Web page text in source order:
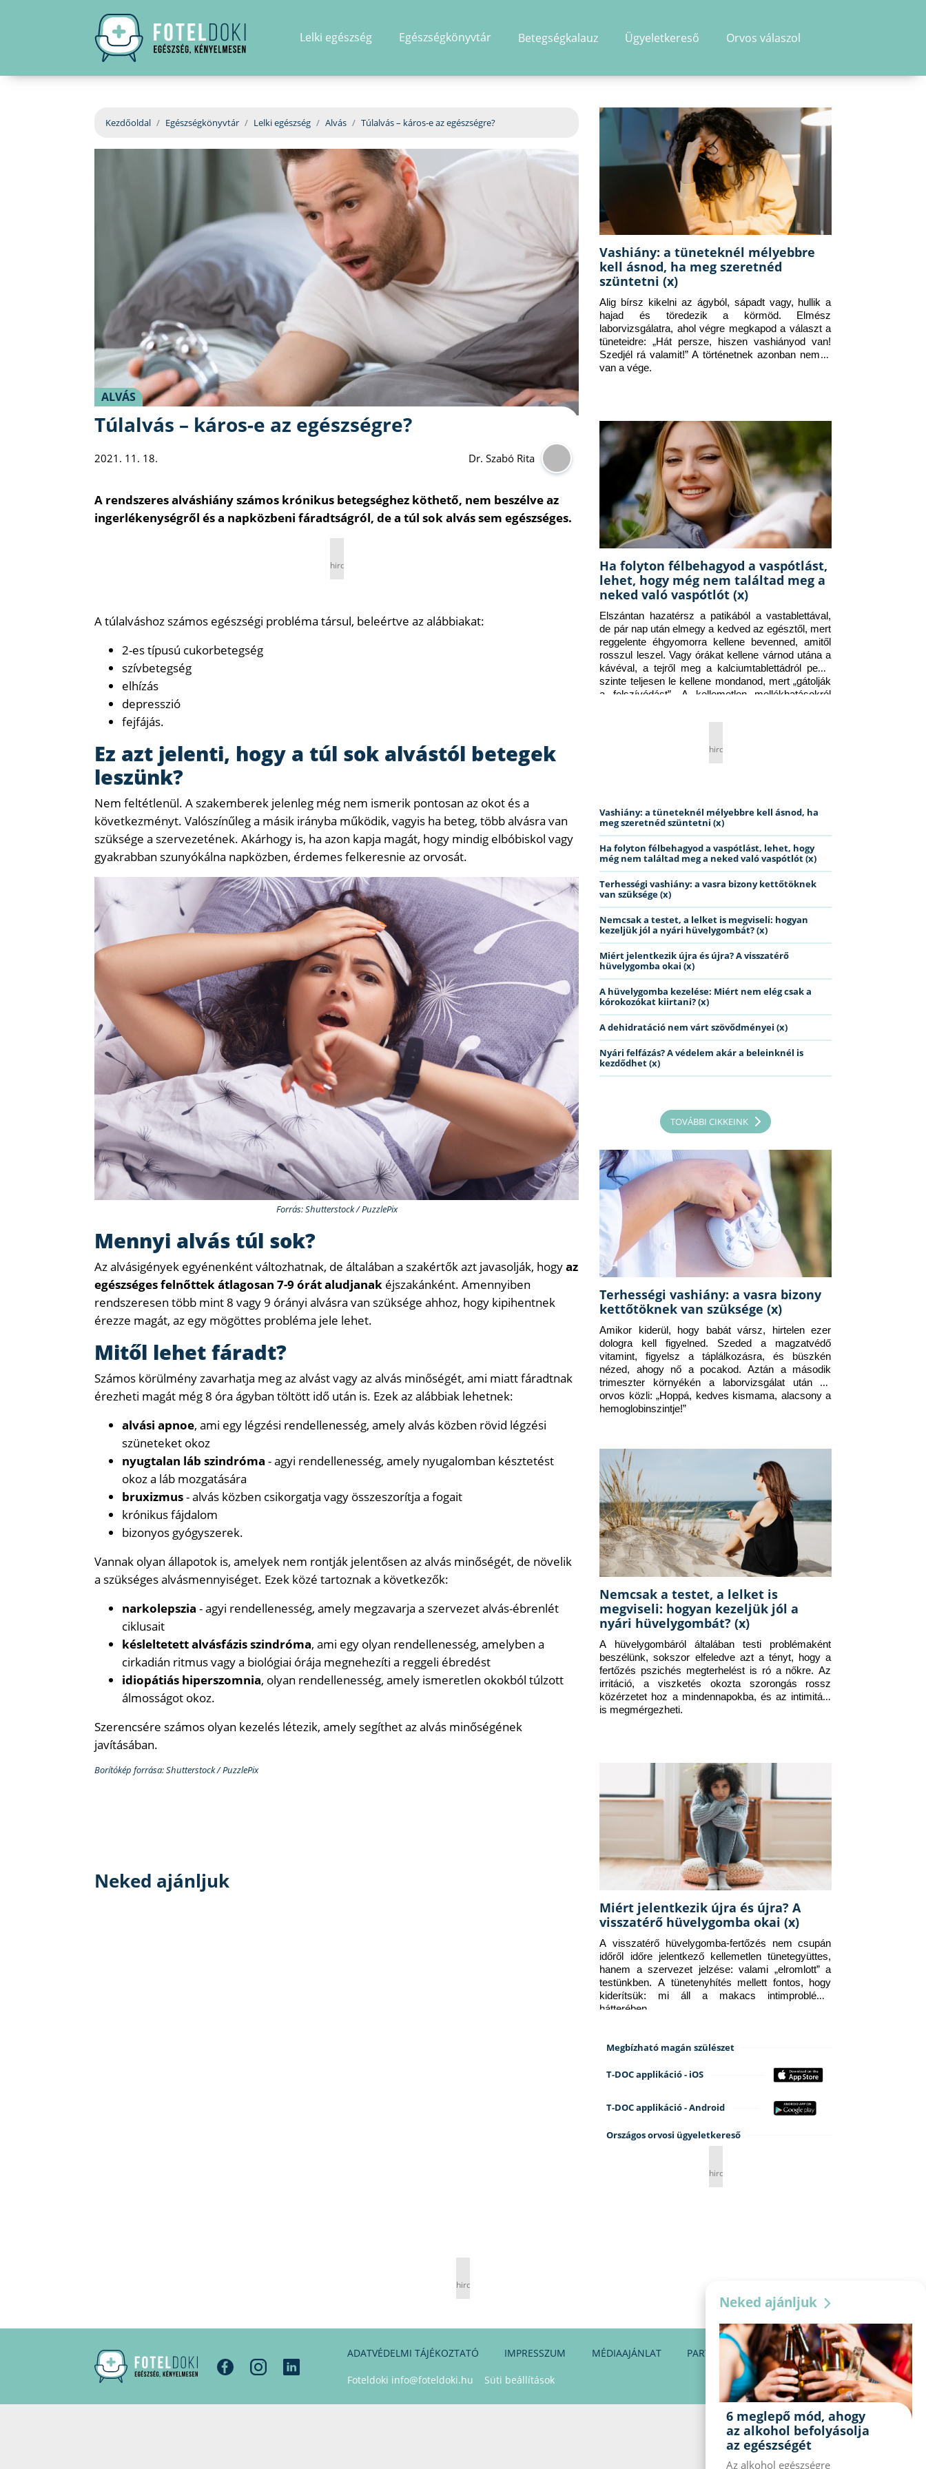
Lelki egészség Egészségkönyvtár Betegségkalauz Ügyeletkereső Orvos válaszol
Kezdőoldal Egészségkönyvtár Lelki egészség Alvás Túlalvás – káros-e az egészségre?
ALVÁS
Túlalvás – káros-e az egészségre?
2021. 11. 18. Dr. Szabó Rita
A rendszeres alváshiány számos krónikus betegséghez köthető, nem beszélve az
ingerlékenységről és a napközbeni fáradtságról, de a túl sok alvás sem egészséges.
hirdetés
A túlalváshoz számos egészségi probléma társul, beleértve az alábbiakat:
2-es típusú cukorbetegség
szívbetegség
elhízás
depresszió
fejfájás.
Ez azt jelenti, hogy a túl sok alvástól betegek
leszünk?
Nem feltétlenül. A szakemberek jelenleg még nem ismerik pontosan az okot és a
következményt. Valószínűleg a másik irányba működik, vagyis ha beteg, több alvásra van
szüksége a szervezetének. Akárhogy is, ha azon kapja magát, hogy mindig elbóbiskol vagy
gyakrabban szunyókálna napközben, érdemes felkeresnie az orvosát.
Forrás: Shutterstock / PuzzlePix
Mennyi alvás túl sok?
Az alvásigények egyénenként változhatnak, de általában a szakértők azt javasolják, hogyaz
egészséges felnőttek átlagosan 7-9 órát aludjanak éjszakánként. Amennyiben
rendszeresen több mint 8 vagy 9 órányi alvásra van szüksége ahhoz, hogy kipihentnek
érezze magát, az egy mögöttes probléma jele lehet.
Mitől lehet fáradt?
Számos körülmény zavarhatja meg az alvást vagy az alvás minőségét, ami miatt fáradtnak
érezheti magát még 8 óra ágyban töltött idő után is. Ezek az alábbiak lehetnek:
alvási apnoe, ami egy légzési rendellenesség, amely alvás közben rövid légzési
szüneteket okoz
nyugtalan láb szindróma - agyi rendellenesség, amely nyugalomban késztetést
okoz a láb mozgatására
bruxizmus- alvás közben csikorgatja vagy összeszorítja a fogait
krónikus fájdalom
bizonyos gyógyszerek.
Vannak olyan állapotok is, amelyek nem rontják jelentősen az alvás minőségét, de növelik
a szükséges alvásmennyiséget. Ezek közé tartoznak a következők:
narkolepszia - agyi rendellenesség, amely megzavarja a szervezet alvás-ébrenlét
ciklusait
késleltetett alvásfázis szindróma, ami egy olyan rendellenesség, amelyben a
cirkadián ritmus vagy a biológiai órája megnehezíti a reggeli ébredést
idiopátiás hiperszomnia, olyan rendellenesség, amely ismeretlen okokból túlzott
álmosságot okoz.
Szerencsére számos olyan kezelés létezik, amely segíthet az alvás minőségének
javításában.
Borítókép forrása: Shutterstock / PuzzlePix
Neked ajánljuk
Vashiány: a tüneteknél mélyebbre
kell ásnod, ha meg szeretnéd
szüntetni (x)
Alig bírsz kikelni az ágyból, sápadt vagy, hullik a
hajad és töredezik a körmöd. Elmész
laborvizsgálatra, ahol végre megkapod a választ a
tüneteidre: „Hát persze, hiszen vashiányod van!
Szedjél rá valamit!” A történetnek azonban nem itt
van a vége.
Ha folyton félbehagyod a vaspótlást,
lehet, hogy még nem találtad meg a
neked való vaspótlót (x)
Elszántan hazatérsz a patikából a vastablettával,
de pár nap után elmegy a kedved az egésztől, mert
reggelente éhgyomorra kellene bevenned, amitől
rosszul leszel. Vagy órákat kellene várnod utána a
kávéval, a tejről meg a kalciumtablettádról pedig
szinte teljesen le kellene mondanod, mert „gátolják
a felszívódást”. A kellemetlen mellékhatásokról
hirdetés
Vashiány: a tüneteknél mélyebbre kell ásnod, ha
meg szeretnéd szüntetni (x)
Ha folyton félbehagyod a vaspótlást, lehet, hogy
még nem találtad meg a neked való vaspótlót (x)
Terhességi vashiány: a vasra bizony kettőtöknek
van szüksége (x)
Nemcsak a testet, a lelket is megviseli: hogyan
kezeljük jól a nyári hüvelygombát? (x)
Miért jelentkezik újra és újra? A visszatérő
hüvelygomba okai (x)
A hüvelygomba kezelése: Miért nem elég csak a
kórokozókat kiirtani? (x)
A dehidratáció nem várt szövődményei (x)
Nyári felfázás? A védelem akár a beleinknél is
kezdődhet (x)
TOVÁBBI CIKKEINK
Terhességi vashiány: a vasra bizony
kettőtöknek van szüksége (x)
Amikor kiderül, hogy babát vársz, hirtelen ezer
dologra kell figyelned. Szeded a magzatvédő
vitamint, figyelsz a táplálkozásra, és büszkén
nézed, ahogy nő a pocakod. Aztán a második
trimeszter környékén a laborvizsgálat után az
orvos közli: „Hoppá, kedves kismama, alacsony a
hemoglobinszintje!”
Nemcsak a testet, a lelket is
megviseli: hogyan kezeljük jól a
nyári hüvelygombát? (x)
A hüvelygombáról általában testi problémaként
beszélünk, sokszor elfeledve azt a tényt, hogy a
fertőzés pszichés megterhelést is ró a nőkre. Az
irritáció, a viszketés okozta szorongás rossz
közérzetet hoz a mindennapokba, és az intimitást
is megmérgezheti.
Miért jelentkezik újra és újra? A
visszatérő hüvelygomba okai (x)
A visszatérő hüvelygomba-fertőzés nem csupán
időről időre jelentkező kellemetlen tünetegyüttes,
hanem a szervezet jelzése: valami „elromlott” a
testünkben. A tünetenyhítés mellett fontos, hogy
kiderítsük: mi áll a makacs intimprobléma
hátterében.
Megbízható magán szülészet
T-DOC applikáció - iOS
T-DOC applikáció - Android
Országos orvosi ügyeletkereső
hirdetés
hirdetés
ADATVÉDELMI TÁJÉKOZTATÓ IMPRESSZUM MÉDIAAJÁNLAT PARTNEREINK KAPCSOLAT
Foteldoki info@foteldoki.hu Süti beállítások
Neked ajánljuk
6 meglepő mód, ahogy
az alkohol befolyásolja
az egészségét
Az alkohol egészségre